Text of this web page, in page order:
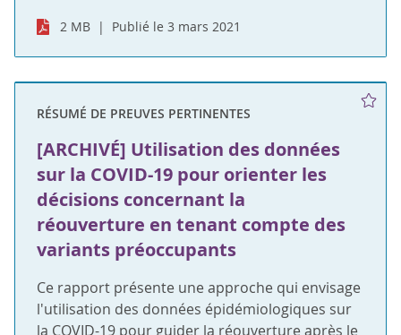
2 MB Publié le 3 mars 2021
RÉSUMÉ DE PREUVES PERTINENTES
[ARCHIVÉ] Utilisation des données
sur la COVID-19 pour orienter les
décisions concernant la
réouverture en tenant compte des
variants préoccupants
Ce rapport présente une approche qui envisage
l'utilisation des données épidémiologiques sur
la COVID-19 pour guider la réouverture après le